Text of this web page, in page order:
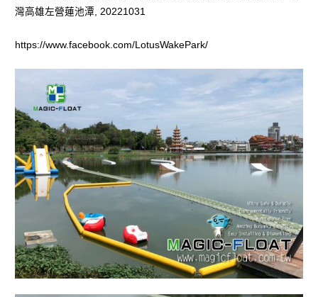
灣高雄左營蓮池潭, 20221031
https://www.facebook.com/LotusWakePark/